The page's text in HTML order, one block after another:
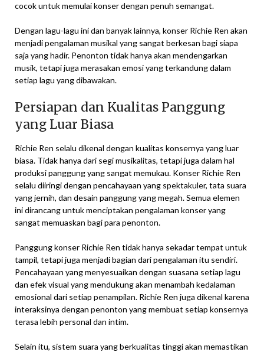
cocok untuk memulai konser dengan penuh semangat.
Dengan lagu-lagu ini dan banyak lainnya, konser Richie Ren akan
menjadi pengalaman musikal yang sangat berkesan bagi siapa
saja yang hadir. Penonton tidak hanya akan mendengarkan
musik, tetapi juga merasakan emosi yang terkandung dalam
setiap lagu yang dibawakan.
Persiapan dan Kualitas Panggung
yang Luar Biasa
Richie Ren selalu dikenal dengan kualitas konsernya yang luar
biasa. Tidak hanya dari segi musikalitas, tetapi juga dalam hal
produksi panggung yang sangat memukau. Konser Richie Ren
selalu diiringi dengan pencahayaan yang spektakuler, tata suara
yang jernih, dan desain panggung yang megah. Semua elemen
ini dirancang untuk menciptakan pengalaman konser yang
sangat memuaskan bagi para penonton.
Panggung konser Richie Ren tidak hanya sekadar tempat untuk
tampil, tetapi juga menjadi bagian dari pengalaman itu sendiri.
Pencahayaan yang menyesuaikan dengan suasana setiap lagu
dan efek visual yang mendukung akan menambah kedalaman
emosional dari setiap penampilan. Richie Ren juga dikenal karena
interaksinya dengan penonton yang membuat setiap konsernya
terasa lebih personal dan intim.
Selain itu, sistem suara yang berkualitas tinggi akan memastikan